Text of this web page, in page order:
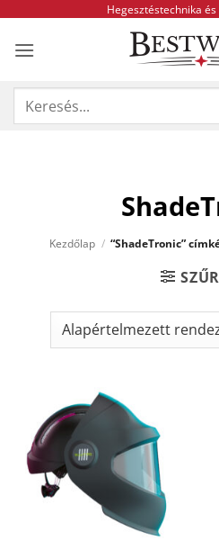
content
Hegesztéstechnika
Keresés
Kezdőlap / “ShadeTronic”